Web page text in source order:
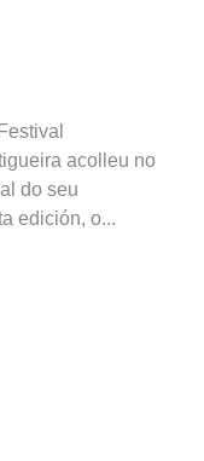
acolleu no
do seu
edición, o...